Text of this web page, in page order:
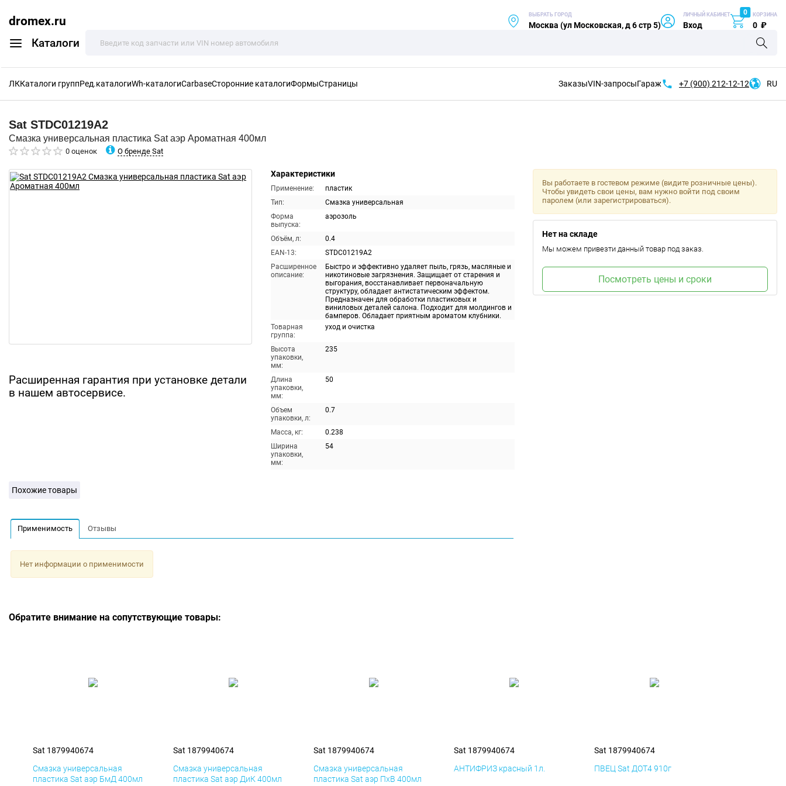
dromex.ru
Каталоги
ВЫБРАТЬ ГОРОД
Москва (ул Московская, д 6 стр 5)
ЛИЧНЫЙ КАБИНЕТ
Вход
0 КОРЗИНА
0 ₽
ЛККаталоги группРед.каталогиWh-каталогиCarbaseСторонние каталогиФормыСтраницы ЗаказыVIN-запросыГараж +7 (900) 212-12-12 RU
Sat STDC01219A2
Смазка универсальная пластика Sat аэр Ароматная 400мл
0 оценок О бренде Sat
Расширенная гарантия при установке детали
в нашем автосервисе.
Характеристики
Применение:
пластик
Тип:
Смазка универсальная
Форма
выпуска:
аэрозоль
Объём, л:
0.4
EAN-13:
STDC01219A2
Расширенное
описание:
Быстро и эффективно удаляет пыль, грязь, масляные и
никотиновые загрязнения. Защищает от старения и
выгорания, восстанавливает первоначальную
структуру, обладает антистатическим эффектом.
Предназначен для обработки пластиковых и
виниловых деталей салона. Подходит для молдингов и
бамперов. Обладает приятным ароматом клубники.
Товарная
группа:
уход и очистка
Высота
упаковки,
мм:
235
Длина
упаковки,
мм:
50
Объем
упаковки, л:
0.7
Масса, кг:
0.238
Ширина
упаковки,
мм:
54
Вы работаете в гостевом режиме (видите розничные цены).
Чтобы увидеть свои цены, вам нужно войти под своим
паролем (или зарегистрироваться).
Нет на складе
Мы можем привезти данный товар под заказ.
Посмотреть цены и сроки
Похожие товары
Применимость Отзывы
Нет информации о применимости
Обратите внимание на сопутствующие товары:
Sat 1879940674
Смазка универсальная
пластика Sat аэр БмД 400мл
Sat 1879940674
Смазка универсальная
пластика Sat аэр ДиК 400мл
Sat 1879940674
Смазка универсальная
пластика Sat аэр ПхВ 400мл
Sat 1879940674
АНТИФРИЗ красный 1л.
Sat 1879940674
ПВЕЦ Sat ДОТ4 910г